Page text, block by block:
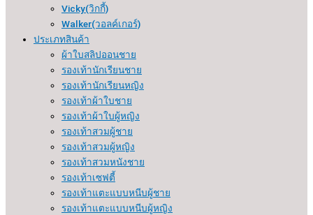
Vicky(วิกกี้)
Walker(วอลค์เกอร์)
ประเภทสินค้า
ผ้าใบสลิปออนชาย
รองเท้านักเรียนชาย
รองเท้านักเรียนหญิง
รองเท้าผ้าใบชาย
รองเท้าผ้าใบผู้หญิง
รองเท้าสวมผู้ชาย
รองเท้าสวมผู้หญิง
รองเท้าสวมหนังชาย
รองเท้าเซฟตี้
รองเท้าแตะแบบหนีบผู้ชาย
รองเท้าแตะแบบหนีบผู้หญิง